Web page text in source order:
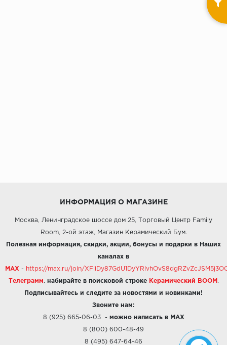
ИНФОРМАЦИЯ О МАГАЗИНЕ
Москва, Ленинградское шоссе дом 25, Торговый Центр Family
Room, 2-ой этаж, Магазин Керамический Бум.
Полезная информация, скидки, акции, бонусы и подарки в Наших
каналах в
MAX - https://max.ru/join/
Телеграмм набирайте в поисковой строке Керамический BOOM .
Подписывайтесь и следите за новостями и новинками!
Звоните нам:
8 (925) 665-06-03- можно написать в MAX
8 (800) 600-48-49
8 (495) 647-64-46